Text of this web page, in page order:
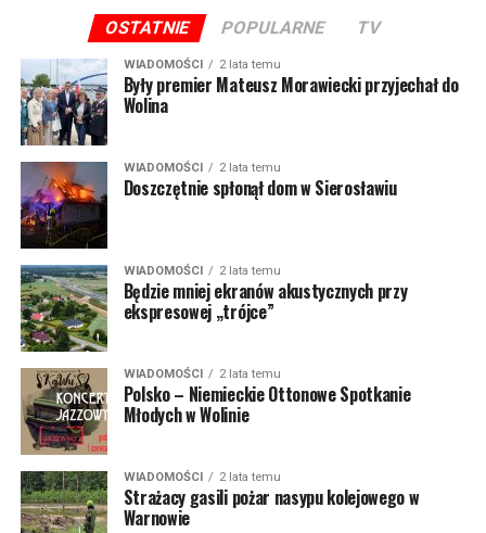
OSTATNIE POPULARNE TV
WIADOMOŚCI 2 lata temu
Były premier Mateusz Morawiecki przyjechał do
Wolina
WIADOMOŚCI 2 lata temu
Doszczętnie spłonął dom w Sierosławiu
WIADOMOŚCI 2 lata temu
Będzie mniej ekranów akustycznych przy
ekspresowej „trójce”
WIADOMOŚCI 2 lata temu
Polsko – Niemieckie Ottonowe Spotkanie
Młodych w Wolinie
WIADOMOŚCI 2 lata temu
Strażacy gasili pożar nasypu kolejowego w
Warnowie